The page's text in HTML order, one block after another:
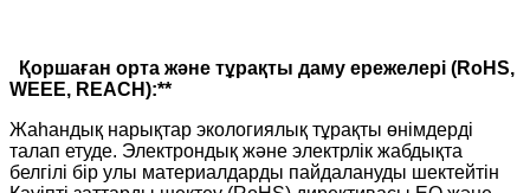
Қоршаған орта және тұрақты даму ережелері (RoHS,
WEEE, REACH):**
Жаһандық нарықтар экологиялық тұрақты өнімдерді
талап етуде. Электрондық және электрлік жабдықта
белгілі бір улы материалдарды пайдалануды шектейтін